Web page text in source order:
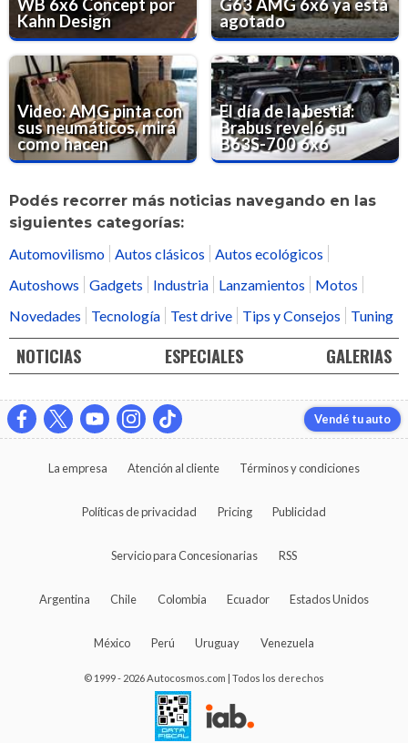
WB 6x6 Concept por
Kahn Design
G63 AMG 6x6 ya está
agotado
Video: AMG pinta con
sus neumáticos, mirá
como hacen
El día de la bestia:
Brabus reveló su
B63S-700 6x6
Podés recorrer más noticias navegando en las
siguientes categorías:
Automovilismo
Autos clásicos
Autos ecológicos
Autoshows
Gadgets Industria Lanzamientos
Motos
Novedades
Tecnología Test drive Tips y Consejos Tuning
NOTICIAS ESPECIALES GALERIAS
Vendé tu auto
La empresa Atención al cliente Términos y condiciones
Políticas de privacidad Pricing Publicidad
Servicio para Concesionarias RSS
Argentina Chile Colombia Ecuador Estados Unidos
México Perú Uruguay Venezuela
© 1999 - 2026 Autocosmos.com | Todos los derechos